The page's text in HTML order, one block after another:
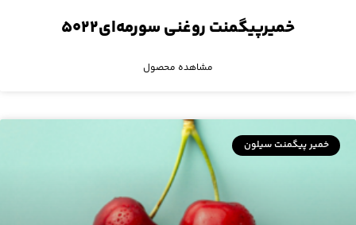
خمیرپیگمنت روغنی سورمه‌ای۵۰۲۲
مشاهده محصول
خمیر پیگمنت سیلون